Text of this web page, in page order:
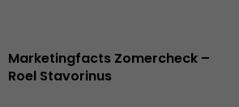
Marketingfacts Zomercheck –
Roel Stavorinus